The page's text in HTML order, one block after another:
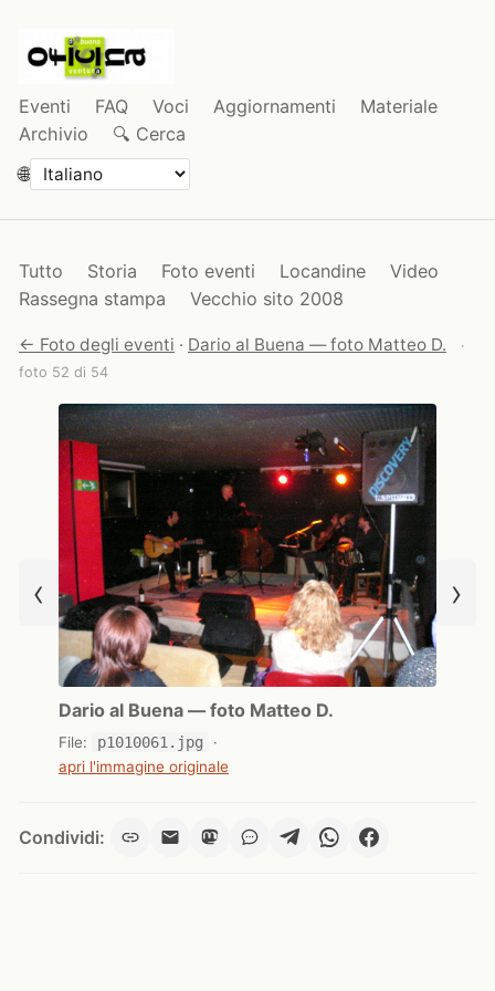
Eventi FAQ Voci Aggiornamenti
Materiale
Archivio
🔍 Cerca
🌐
Tutto Storia Foto eventi Locandine
Video
Rassegna stampa
Vecchio sito 2008
← Foto degli eventi · Dario al Buena — foto Matteo D.
·
foto 52 di 54
‹
Dario al Buena — foto Matteo D.
File: p1010061.jpg
·
apri l'immagine originale
›
Condividi: